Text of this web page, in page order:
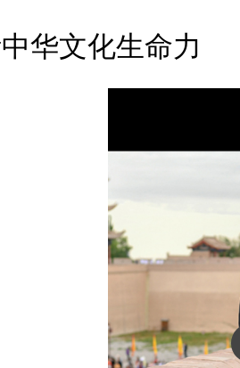
华文化生命力